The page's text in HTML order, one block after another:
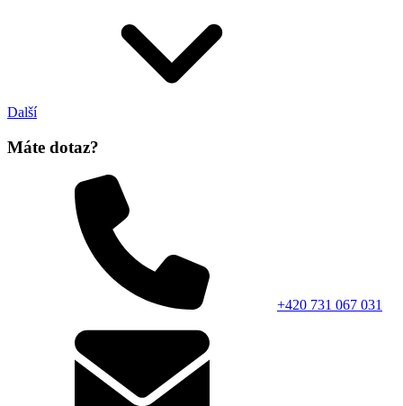
Další
Máte dotaz?
+420 731 067 031